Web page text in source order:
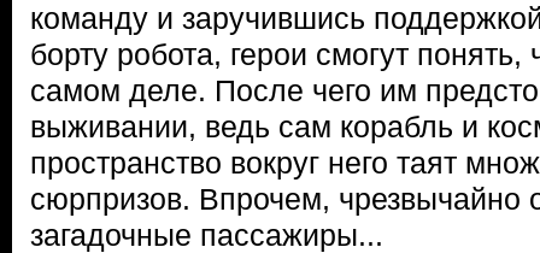
команду и заручившись
борту робота, герои смогут
самом деле. После чего им
выживании, ведь сам корабль и
пространство вокруг него таят
сюрпризов. Впрочем, чрезвычайно
загадочные пассажиры...